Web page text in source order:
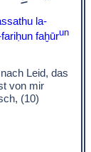
la-
faḫūrun
Leid, das
von mir
(10)